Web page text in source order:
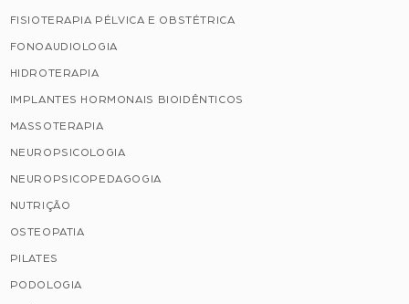
FISIOTERAPIA PÉLVICA E OBSTÉTRICA
FONOAUDIOLOGIA
HIDROTERAPIA
IMPLANTES HORMONAIS BIOIDÊNTICOS
MASSOTERAPIA
NEUROPSICOLOGIA
NEUROPSICOPEDAGOGIA
NUTRIÇÃO
OSTEOPATIA
PILATES
PODOLOGIA